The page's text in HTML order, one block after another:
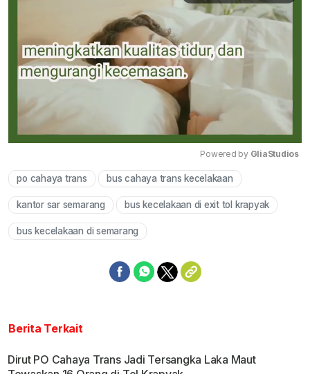
Powered by GliaStudios
po cahaya trans bus cahaya trans kecelakaan
kantor sar semarang bus kecelakaan di exit tol krapyak
bus kecelakaan di semarang
Berita Terkait
Dirut PO Cahaya Trans Jadi Tersangka Laka Maut